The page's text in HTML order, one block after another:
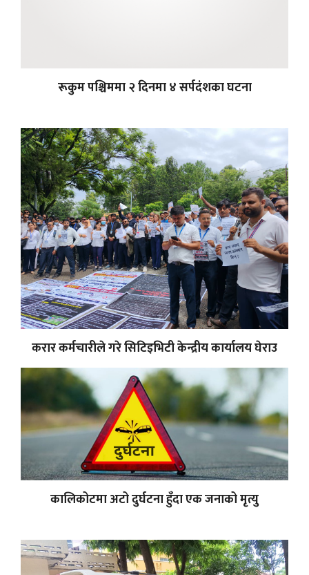
रूकुम पश्चिममा २ दिनमा ४ सर्पदंशका घटना
करार कर्मचारीले गरे सिटिइभिटी केन्द्रीय कार्यालय घेराउ
कालिकोटमा अटो दुर्घटना हुँदा एक जनाको मृत्यु